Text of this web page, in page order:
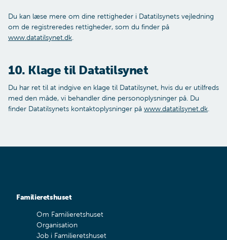
Du kan læse mere om dine rettigheder i Datatilsynets vejledning
om de registreredes rettigheder, som du finder på
www.datatilsynet.dk.
10. Klage til Datatilsynet
Du har ret til at indgive en klage til Datatilsynet, hvis du er utilfreds
med den måde, vi behandler dine personoplysninger på. Du
finder Datatilsynets kontaktoplysninger på www.datatilsynet.dk.
Familieretshuset
Om Familieretshuset
Organisation
Job i Familieretshuset